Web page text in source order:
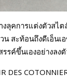
างลุคการแต่งตัว
สะท้อนถึงดีเอ็นเ
รค์ขึ้นเองอย่างลง
DES